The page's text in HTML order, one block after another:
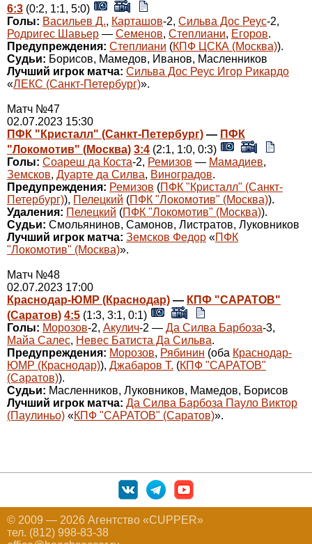
6:3 (0:2, 1:1, 5:0)
Голы: Васильев Д., Карташов-2, Сильва Дос Реус-2,
Родригес Шавьер — Семенов, Степлиани, Егоров.
Предупреждения: Степлиани (КПФ ЦСКА (Москва)).
Судьи: Борисов, Мамедов, Иванов, Масленников
Лучший игрок матча: Сильва Дос Реус Игор Рикардо
«ЛЕКС (Санкт-Петербург)».
Матч №47
02.07.2023 15:30
ПФК "Кристалл" (Санкт-Петербург) — ПФК
"Локомотив" (Москва) 3:4 (2:1, 1:0, 0:3)
Голы: Соареш да Коста-2, Ремизов — Мамадиев,
Земсков, Дуарте да Силва, Виноградов.
Предупреждения: Ремизов (ПФК "Кристалл" (Санкт-
Петербург)), Пелецкий (ПФК "Локомотив" (Москва)).
Удаления: Пелецкий (ПФК "Локомотив" (Москва)).
Судьи: Смольянинов, Самонов, Листратов, Луковников
Лучший игрок матча: Земсков Федор «ПФК
"Локомотив" (Москва)».
Матч №48
02.07.2023 17:00
Краснодар-ЮМР (Краснодар) — КПФ "САРАТОВ"
(Саратов) 4:5 (1:3, 3:1, 0:1)
Голы: Морозов-2, Акулич-2 — Да Силва Барбоза-3,
Майа Салес, Невес Батиста Да Сильва.
Предупреждения: Морозов, Рябинин (оба Краснодар-
ЮМР (Краснодар)), Джабаров Т. (КПФ "САРАТОВ"
(Саратов)).
Судьи: Масленников, Луковников, Мамедов, Борисов
Лучший игрок матча: Да Силва Барбоза Пауло Виктор
(Паулиньо) «КПФ "САРАТОВ" (Саратов)».
© 2009 — 2026 Агентство «CUPPER»
тел. (812) 998-83-38